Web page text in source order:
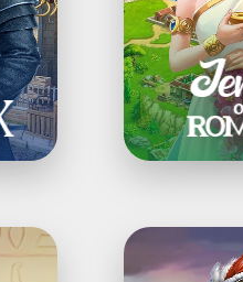
ジ
ュ
エ
ル)
3
マ
ッ
The
Hidden